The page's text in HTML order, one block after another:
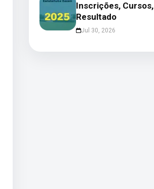
Inscrições, Cursos,
Resultado
Jul 30, 2026